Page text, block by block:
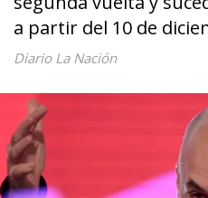
a partir del 10 de
Diario La Nación